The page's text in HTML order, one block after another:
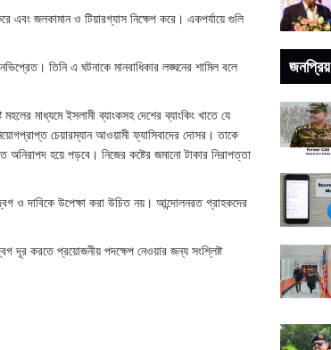
এবং জলকামান ও টিয়ারগ্যাস নিক্ষেপ করে। একপর্যায়ে গুলি
তিনি এ ঘটনাকে মানবাধিকার লঙ্ঘনের শামিল বলে
মাধ্যমে ইসলামী ব্যাংকসহ দেশের ব্যাংকিং খাতে যে
চেয়ারম্যান আওয়ামী ফ্যাসিবাদের দোসর। তাকে
হয়ে পড়বে। নিজের কষ্টের জমানো টাকার নিরাপত্তা
ও দাবিকে উপেক্ষা করা উচিত নয়। আন্দোলনরত গ্রাহকদের
দূর করতে প্রয়োজনীয় পদক্ষেপ নেওয়ার জন্য সংশ্লিষ্ট
জনপ্রিয়